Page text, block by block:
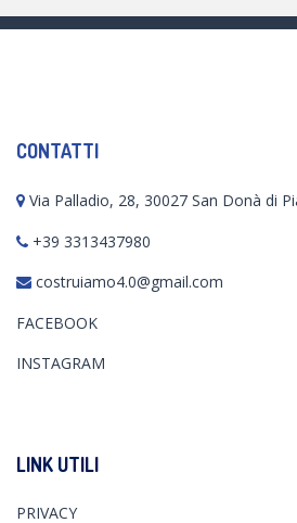
CONTATTI
Via Palladio, 28, 30027 San Donà di
+39 3313437980
costruiamo4.0@gmail.com
FACEBOOK
INSTAGRAM
LINK UTILI
PRIVACY